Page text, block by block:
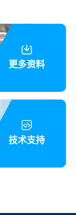
更多资料
技术支持